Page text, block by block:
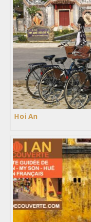
Hoi An